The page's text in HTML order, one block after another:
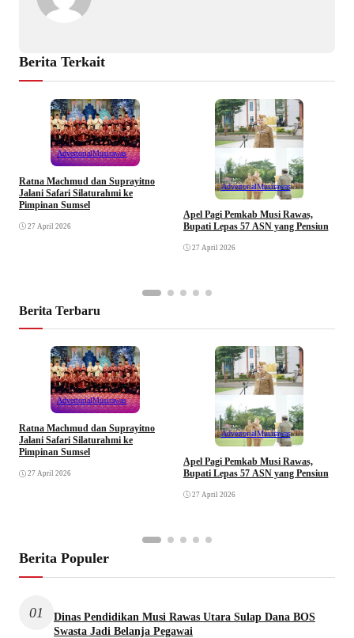
Berita Terkait
AdvertorialMusirawas
Ratna Machmud dan Suprayitno
Jalani Safari Silaturahmi ke
Pimpinan Sumsel
27 April 2026
AdvertorialMusirawas
Apel Pagi Pemkab Musi Rawas,
Bupati Lepas 57 ASN yang Pensiun
27 April 2026
Berita Terbaru
AdvertorialMusirawas
Ratna Machmud dan Suprayitno
Jalani Safari Silaturahmi ke
Pimpinan Sumsel
27 April 2026
AdvertorialMusirawas
Apel Pagi Pemkab Musi Rawas,
Bupati Lepas 57 ASN yang Pensiun
27 April 2026
Berita Populer
01
Dinas Pendidikan Musi Rawas Utara Sulap Dana BOS
Swasta Jadi Belanja Pegawai